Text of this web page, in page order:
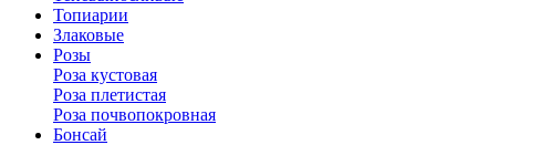
Топиарии
Злаковые
Розы
Роза кустовая
Роза плетистая
Роза почвопокровная
Бонсай